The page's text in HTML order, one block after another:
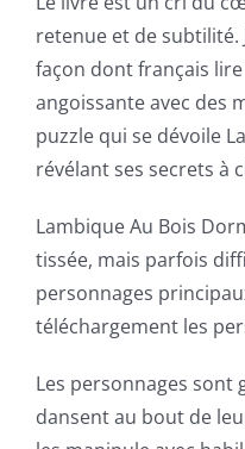
retenue et de subtilité.
façon dont français
angoissante avec des
puzzle qui se dévoile
révélant ses secrets à
Lambique Au Bois
tissée, mais parfois
personnages
téléchargement les
Les personnages
dansent au bout de
the
Intersection
of
Technology
and
Chance:
The
Role
of